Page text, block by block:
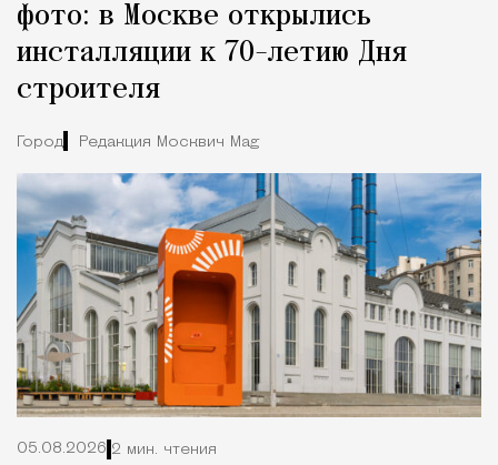
фото: в Москве открылись
инсталляции к 70-летию Дня
строителя
Город Редакция Москвич Mag
05.08.2026 2 мин. чтения